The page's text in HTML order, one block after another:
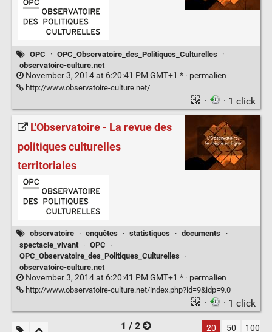
OPC · OPC_Observatoire_des_Politiques_Culturelles
·
observatoire-culture.net
November 3, 2014 at 6:20:41 PM GMT+1 * · permalien
http://www.observatoire-culture.net/
· · 1 click
L'Observatoire - La revue des
politiques culturelles
territoriales
observatoire · enquêtes · statistiques · documents
·
spectacle_vivant
· OPC
·
OPC_Observatoire_des_Politiques_Culturelles
·
observatoire-culture.net
November 3, 2014 at 6:20:41 PM GMT+1 * · permalien
http://www.observatoire-culture.net/index.php?id=9&idp=9.0
·
· 1 click
1 / 2
20 50 100